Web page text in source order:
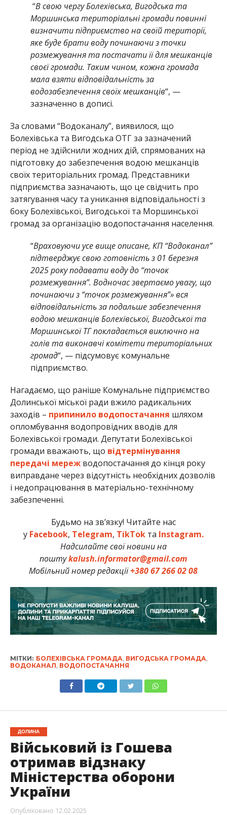
“В свою чергу Болехівська, Вигодська та
Моршинська територіальні громади повинні
визначити підприємство на своїй території,
яке буде брати воду починаючи з точки
розмежування та постачати її для мешканців
своєї громади. Таким чином, кожна громада
мала взяти відповідальність за
водозабезпечення своїх мешканців“, —
зазначенно в дописі.
За словами “Водоканалу”, виявилося, що
Болехівська та Вигодська ОТГ за зазначений
період не здійснили жодних дій, спрямованих на
підготовку до забезпечення водою мешканців
своїх територіальних громад. Представники
підприємства зазначають, що це свідчить про
затягування часу та уникання відповідальності з
боку Болехівської, Вигодської та Моршинської
громад за організацію водопостачання населення.
“Враховуючи усе вище описане, КП “Водоканал”
підтверджує свою готовність з 01 березня
2025 року подавати воду до “точок
розмежування”. Водночас звертаємо увагу, що
починаючи з “точок розмежування”» вся
відповідальність за подальше забезпечення
водою мешканців Болехівської, Вигодської та
Моршинської ТГ покладається виключно на
голів та виконавчі комітети територіальних
громад“, — підсумовує комунальне
підприємство.
Нагадаємо, що раніше Комунальне підприємство
Долинської міської ради вжило радикальних
заходів – припинило водопостачання шляхом
опломбування водопровідних вводів для
Болехівської громади. Депутати Болехівської
громади вважають, що відтермінування
передачі мережводопостачання до кінця року
виправдане через відсутність необхідних дозволів
і недопрацювання в матеріально-технічному
забезпеченні.
Будьмо на зв’язку! Читайте нас
у Facebook, Telegram, TikTokта Instagram.
Надсилайте свої новини на
поштуkalush.informator@gmail.com
Мобільний номер редакції+380 67 266 02 08
МІТКИ: БОЛЕХІВСЬКА ГРОМАДА ВИГОДСЬКА ГРОМАДА
ВОДОКАНАЛ ВОДОПОСТАЧАННЯ
ДОЛИНА
Військовий із Гошева
отримав відзнаку
Міністерства оборони
України
Опубліковано 12.02.2025